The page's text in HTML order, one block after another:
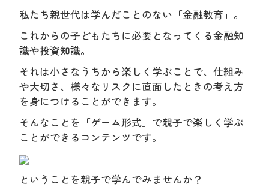
私たち親世代は学んだことのない「金融教育」。
これからの子どもたちに必要となってくる金融知
識や投資知識。
それは小さなうちから楽しく学ぶことで、仕組み
や大切さ、様々なリスクに直面したときの考え方
を身につけることができます。
そんなことを「ゲーム形式」で親子で楽しく学ぶ
ことができるコンテンツです。
ということを親子で学んでみませんか？